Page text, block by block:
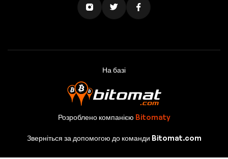
На базі
Розроблено компанією Bitomaty
Зверніться за допомогою до команди Bitomat.com